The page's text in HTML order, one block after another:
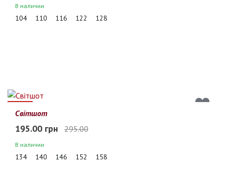
В наличии
104 110 116 122 128
34%
Світшот
195.00 грн 295.00
В наличии
134 140 146 152 158